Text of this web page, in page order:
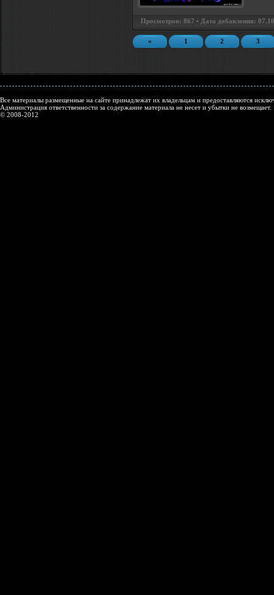
Просмотров: 867 • Дата добавления:
« 1 2 3
Все материалы размещенные на сайте принадлежат их владельцам и предоставляются
Администрация ответственности за содержание материала не несет и убытки не возмещает.
© 2008-2012